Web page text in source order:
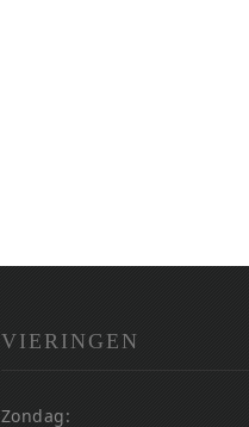
VIERINGEN
Zondag: